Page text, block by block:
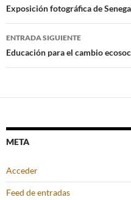
de
entradas
Exposición fotográfica de
ENTRADA SIGUIENTE
Educación para el cambio
META
Acceder
Feed de entradas